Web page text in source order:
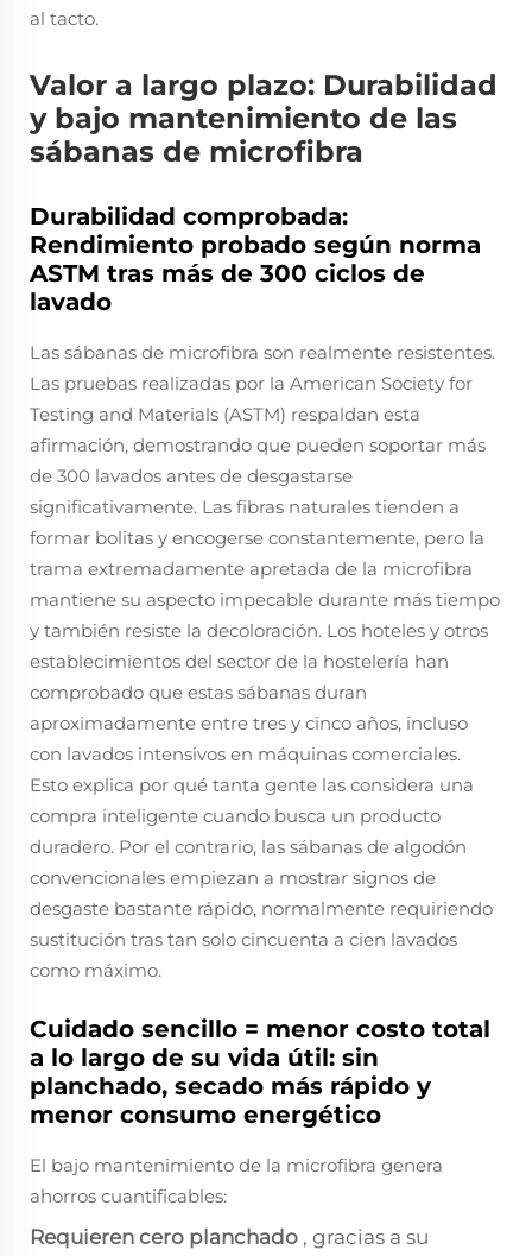
al tacto.
Valor a largo plazo: Durabilidad
y bajo mantenimiento de las
sábanas de microfibra
Durabilidad comprobada:
Rendimiento probado según norma
ASTM tras más de 300 ciclos de
lavado
Las sábanas de microfibra son realmente resistentes.
Las pruebas realizadas por la American Society for
Testing and Materials (ASTM) respaldan esta
afirmación, demostrando que pueden soportar más
de 300 lavados antes de desgastarse
significativamente. Las fibras naturales tienden a
formar bolitas y encogerse constantemente, pero la
trama extremadamente apretada de la microfibra
mantiene su aspecto impecable durante más tiempo
y también resiste la decoloración. Los hoteles y otros
establecimientos del sector de la hostelería han
comprobado que estas sábanas duran
aproximadamente entre tres y cinco años, incluso
con lavados intensivos en máquinas comerciales.
Esto explica por qué tanta gente las considera una
compra inteligente cuando busca un producto
duradero. Por el contrario, las sábanas de algodón
convencionales empiezan a mostrar signos de
desgaste bastante rápido, normalmente requiriendo
sustitución tras tan solo cincuenta a cien lavados
como máximo.
Cuidado sencillo = menor costo total
a lo largo de su vida útil: sin
planchado, secado más rápido y
menor consumo energético
El bajo mantenimiento de la microfibra genera
ahorros cuantificables:
Requieren cero planchado , gracias a su